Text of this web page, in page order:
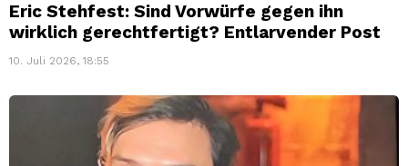
Eric Stehfest: Sind Vorwürfe gegen ihn
wirklich gerechtfertigt? Entlarvender Post
10. Juli 2026, 18:55